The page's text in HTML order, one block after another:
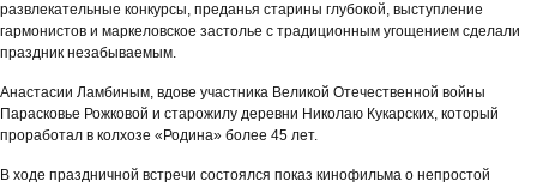
развлекательные конкурсы, преданья старины глубокой, выступление
гармонистов и маркеловское застолье с традиционным угощением сделали
праздник незабываемым.
Анастасии Ламбиным, вдове участника Великой Отечественной войны
Парасковье Рожковой и старожилу деревни Николаю Кукарских, который
проработал в колхозе «Родина» более 45 лет.
В ходе праздничной встречи состоялся показ кинофильма о непростой